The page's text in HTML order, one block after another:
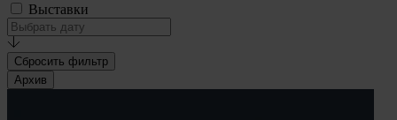
Выставки
Сбросить фильтр
Архив